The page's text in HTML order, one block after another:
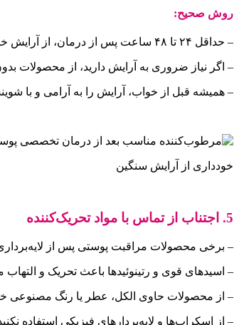
روش صحیح:
– حداقل ۲۴ تا ۴۸ ساعت پس از درمان، از آرایش خودداری کنید.
– اگر نیاز ضروری به آرایش دارید، از محصولات
– همیشه قبل از خواب، آرایش را به آرامی و با
خودداری از آرایش سنگین
5. اجتناب از تماس با مواد تحریک‌کننده
– برخی محصولات مراقبت پوستی پس از
– اسیدهای قوی و رتینوئیدها باعث تحریک و
– از محصولات حاوی الکل، عطر یا رنگ مصنوعی
– از اسکراب‌ها و لایه‌بردارهای فیزیکی استفاده